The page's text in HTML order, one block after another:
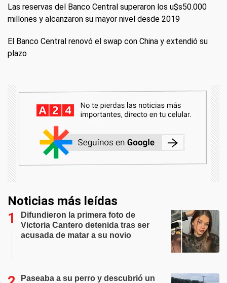
Las reservas del Banco Central superaron los u$s50.000
millones y alcanzaron su mayor nivel desde 2019
El Banco Central renovó el swap con China y extendió su
plazo
Noticias más leídas
Difundieron la primera foto de
Victoria Cantero detenida tras ser
acusada de matar a su novio
Paseaba a su perro y descubrió un